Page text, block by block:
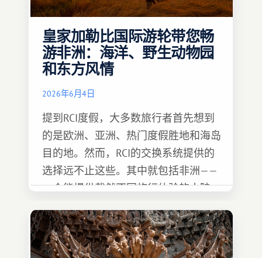
皇家加勒比国际游轮带您畅
游非洲：海洋、野生动物园
和东方风情
2026年6月4日
提到RCI度假，大多数旅行者首先想到
的是欧洲、亚洲、热门度假胜地和海岛
目的地。然而，RCI的交换系统提供的
选择远不止这些。其中就包括非洲——
一个能提供截然不同旅行体验的大陆。